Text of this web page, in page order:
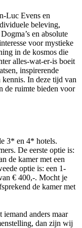
Luc Evens en
beleving,
en absolute
voor mystieke
in de kosmos die
alles-wat-er-is boeit
inspirerende
In deze tijd van
de ruimte bieden voor
3* en 4* hotels.
De eerste optie is:
de kamer met een
optie is: een 1-
€ 400,-. Mocht je
de kamer met
anders maar
dan zijn wij